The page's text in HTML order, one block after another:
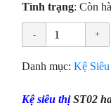
Tình trạng: Còn
Danh mục:Kệ
Kệ siêu thịST02